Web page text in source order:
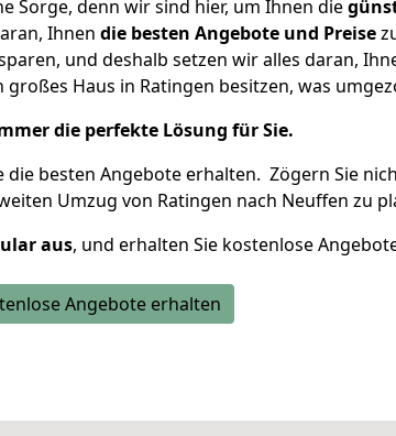
Sorge, denn wir sind hier, um Ihnen die
Ihnen die besten Angebote und Preise
und deshalb setzen wir alles daran,
Haus in Ratingen besitzen, was
die perfekte Lösung für Sie.
die besten Angebote erhalten. Zögern Sie
Umzug von Ratingen nach Neuffen zu
aus, und erhalten Sie kostenlose
Angebote erhalten